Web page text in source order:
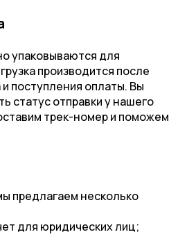
упаковываются для
производится после
поступления оплаты. Вы
статус отправки у нашего
трек-номер и поможем
предлагаем несколько
для юридических лиц;